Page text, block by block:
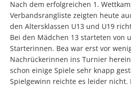
Nach dem erfolgreichen 1.
Verbandsrangliste zeigten heute
den Altersklassen U13 und U19
Bei den Mädchen 13 starteten von
Starterinnen. Bea war erst vor
Nachrückerinnen ins Turnier
schon einige Spiele sehr knapp
Spielgewinn reichte es leider